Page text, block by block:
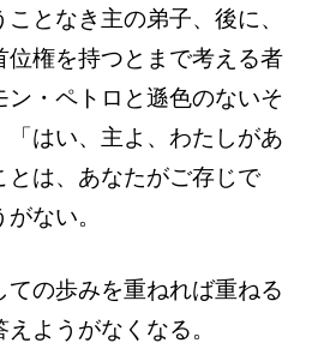
となき主の弟子、後に、
位権を持つとまで考える者
ン・ペトロと遜色のないそ
「はい、主よ、わたしがあ
とは、あなたがご存じで
ない。
ての歩みを重ねれば重ねる
ようがなくなる。